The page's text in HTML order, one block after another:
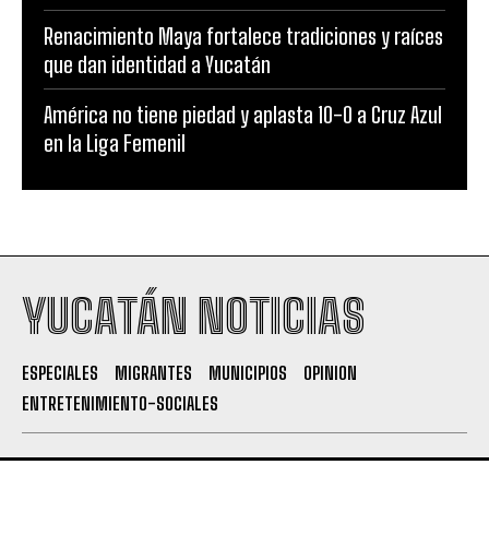
Renacimiento Maya fortalece tradiciones y raíces
que dan identidad a Yucatán
América no tiene piedad y aplasta 10-0 a Cruz Azul
en la Liga Femenil
YUCATÁN NOTICIAS
ESPECIALES MIGRANTES MUNICIPIOS
OPINION
ENTRETENIMIENTO-SOCIALES